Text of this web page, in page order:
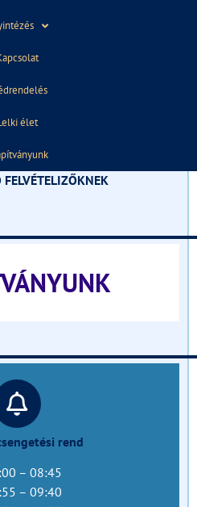
élet
FELVÉTELIZŐKNEK
rend
– 08:45
– 09:40